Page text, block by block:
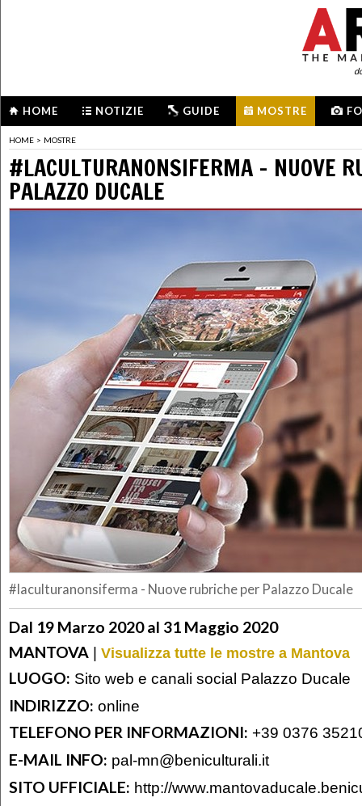
HOME NOTIZIE GUIDE MOSTRE
HOME > MOSTRE
#LACULTURANONSIFERMA - NUOVE
PALAZZO DUCALE
#laculturanonsiferma - Nuove rubriche per Palazzo Ducale
Dal 19 Marzo 2020 al 31 Maggio 2020
MANTOVA | Visualizza tutte le mostre a Mantova
LUOGO: Sito web e canali social Palazzo Ducale
INDIRIZZO: online
TELEFONO PER INFORMAZIONI: +39 0376
E-MAIL INFO: pal-mn@beniculturali.it
SITO UFFICIALE: http://